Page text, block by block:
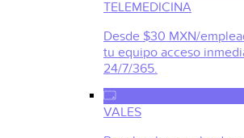
TELEMEDICINA
Desde $30 MXN/
tu equipo acceso
24/7/365.
VALES